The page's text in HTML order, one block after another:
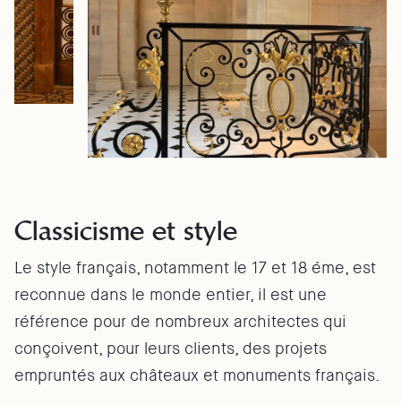
Classicisme et style
Le style français, notamment le 17 et 18 éme, est
reconnue dans le monde entier, il est une
référence pour de nombreux architectes qui
conçoivent, pour leurs clients, des projets
empruntés aux châteaux et monuments français.